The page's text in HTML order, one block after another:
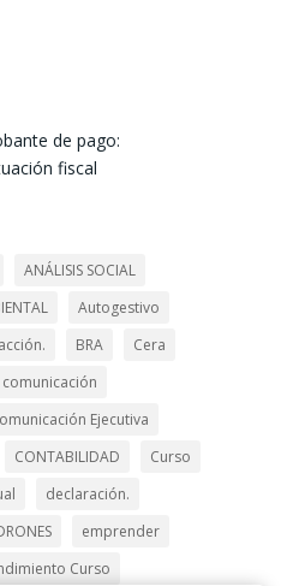
de pago:
fiscal
ANÁLISIS SOCIAL
Autogestivo
BRA
Cera
comunicación
Ejecutiva
CONTABILIDAD
Curso
declaración.
emprender
Curso